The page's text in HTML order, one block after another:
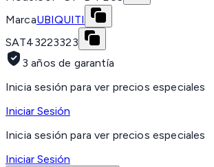
MarcaUBIQUITI
SAT43223323
3 años de garantía
Inicia sesión para ver precios especiales
Iniciar Sesión
Inicia sesión para ver precios especiales
Iniciar Sesión